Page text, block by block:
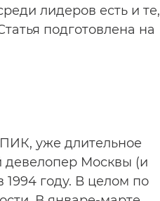
лидеров есть и те,
подготовлена на
уже длительное
Москвы (и
году. В целом по